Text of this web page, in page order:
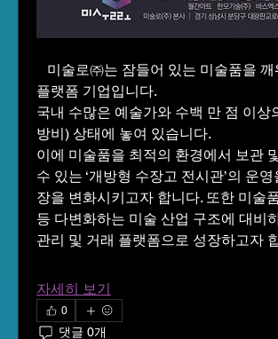
플랫폼 기업입니다.
국내 수많은 예술가와 수백 만 점 이
방비) 상태에 놓여 있습니다.
이에 미술품을 최적의 환경에서 보관
수 있는 ‘개방형 수장고 전시관’의 운
장을 변화시키고자 합니다. 또한 미술
등 다변화하는 미술 산업 구조에 대비
관리 및 거래 플랫폼으로 성장하고자
자세히 보기
0
댓글 0개